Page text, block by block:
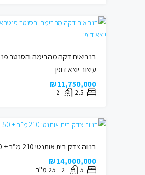
עיצוב יוצא דופן
11,750,000 ₪
2.5
2
בנווה צדק בית אותנטי 210 מ”ר + 50 מרפסות וחצר פרטית
14,000,000 ₪
5
2
25 מ"ר